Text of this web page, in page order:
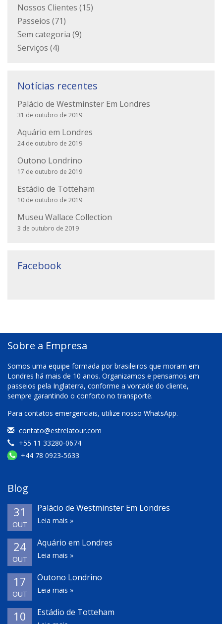
Nossos Clientes (15)
Passeios (71)
Sem categoria (9)
Serviços (4)
Notícias recentes
Palácio de Westminster Em Londres
31 de outubro de 2019
Aquário em Londres
24 de outubro de 2019
Outono Londrino
17 de outubro de 2019
Estádio de Totteham
10 de outubro de 2019
Museu Wallace Collection
3 de outubro de 2019
Facebook
Sobre a Empresa
Somos uma equipe formada por brasileiros que moram em
Londres há mais de 10 anos. Organizamos e pensamos em
passeios pela Inglaterra, conforme a vontade do cliente,
sempre garantindo o conforto no transporte.
Para contatos emergenciais, utilize nosso WhatsApp.
contato@estrelatour.com
+55 11 33280-0674
+44 78 0923-5633
Blog
31
OUT
Palácio de Westminster Em Londres
Leia mais »
24
OUT
Aquário em Londres
Leia mais »
17
OUT
Outono Londrino
Leia mais »
10 Estádio de Totteham